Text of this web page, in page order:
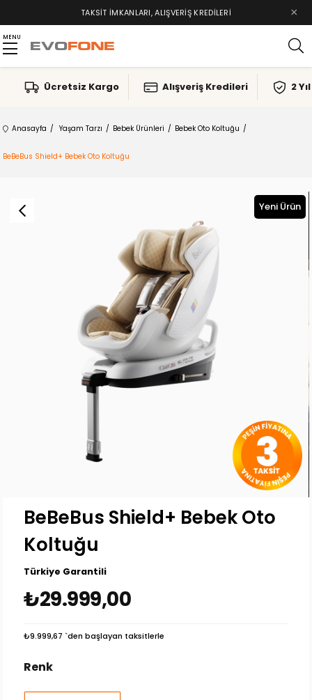
TAKSIT İMKANLARI, ALIŞVERIŞ KREDILERI
PETKIT PAKET ÜRÜNLERINDE VADE FARKSIZ 5 TAKSIT ×
MENU
Ücretsiz Kargo Alışveriş Kredileri 2
Anasayfa Yaşam Tarzı Bebek Ürünleri Bebek Oto Koltuğu
BeBeBus Shield+ Bebek Oto Koltuğu
Yeni Ürün
BeBeBus Shield+ Bebek Oto
Koltuğu
Türkiye Garantili
₺29.999,00
₺9.999,67 `den başlayan taksitlerle
Renk